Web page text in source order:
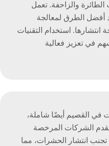
والزاحفة. تعمل
أفضل الطرق لمعالجة
انتشارها. استخدام التقنيات
في تعزيز فعالية
في القصيم أيضًا شاملة،
الشركات المرخصة
انتشار الحشرات، مما